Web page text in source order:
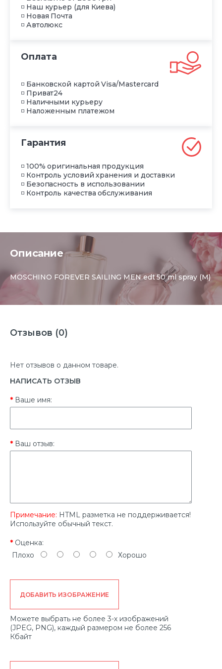
◽ Наш курьер (для Киева)
◽ Новая Почта
◽ Автолюкс
Оплата
◽ Банковской картой Visa/Mastercard
◽ Приват24
◽ Наличными курьеру
◽ Наложенным платежом
Гарантия
◽ 100% оригинальная продукция
◽ Контроль условий хранения и доставки
◽ Безопасность в использовании
◽ Контроль качества обслуживания
Описание
MOSCHINO FOREVER SAILING MEN edt 50 ml spray (M)
Отзывов (0)
Нет отзывов о данном товаре.
НАПИСАТЬ ОТЗЫВ
Ваше имя:
Ваш отзыв:
Примечание: HTML разметка не поддерживается!
Используйте обычный текст.
Оценка:
Плохо
Хорошо
ДОБАВИТЬ ИЗОБРАЖЕНИЕ
Можете выбрать не более 3-х изображений
(JPEG, PNG), каждый размером не более 256
Кбайт